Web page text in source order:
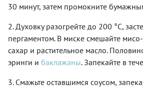
30 минут, затем промокните
2. Духовку разогрейте до 200 °С,
пергаментом. В миске смешайте
сахар и растительное масло.
эринги и баклажаны. Запекайте в
3. Смажьте оставшимся соусом,